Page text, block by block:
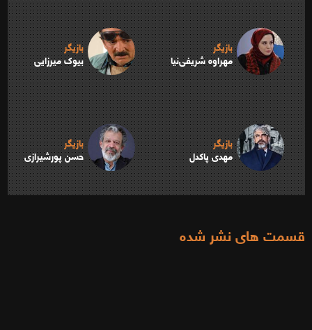
بازیگر
مهراوه شریفی‌نیا
بازیگر
بیوک میرزایی
بازیگر
مهدی پاکدل
بازیگر
حسن پورشیرازی
قسمت های نشر شده